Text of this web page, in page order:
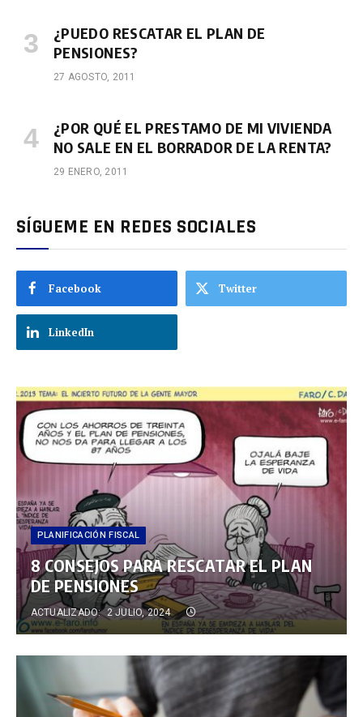
¿PUEDO RESCATAR EL PLAN DE
PENSIONES?
27 AGOSTO, 2011
¿POR QUÉ EL PRESTAMO DE MI VIVIENDA
NO SALE EN EL BORRADOR DE LA RENTA?
29 ENERO, 2011
SÍGUEME EN REDES SOCIALES
Facebook Twitter
LinkedIn
PLANIFICACIÓN FISCAL
8 CONSEJOS PARA RESCATAR EL PLAN
DE PENSIONES
ACTUALIZADO: 2 JULIO, 2024